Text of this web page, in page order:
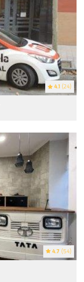
4.1 (24)
4.7 (54)